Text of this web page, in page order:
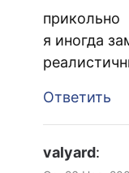
прикольно
я иногда
Ответить
valyard: